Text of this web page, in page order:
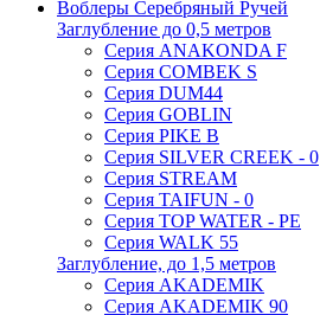
Воблеры Серебряный Ручей
Заглубление до 0,5 метров
Серия ANAKONDA F
Серия COMBEK S
Серия DUM44
Серия GOBLIN
Серия PIKE B
Серия SILVER CREEK - 0
Серия STREAM
Серия TAIFUN - 0
Серия TOP WATER - PE
Серия WALK 55
Заглубление, до 1,5 метров
Серия AKADEMIK
Серия AKADEMIK 90